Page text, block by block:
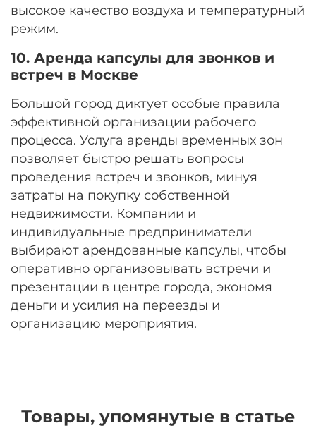
высокое качество воздуха и температурный
режим.
10. Аренда капсулы для звонков и
встреч в Москве
Большой город диктует особые правила
эффективной организации рабочего
процесса. Услуга аренды временных зон
позволяет быстро решать вопросы
проведения встреч и звонков, минуя
затраты на покупку собственной
недвижимости. Компании и
индивидуальные предприниматели
выбирают арендованные капсулы, чтобы
оперативно организовывать встречи и
презентации в центре города, экономя
деньги и усилия на переезды и
организацию мероприятия.
Товары, упомянутые в статье